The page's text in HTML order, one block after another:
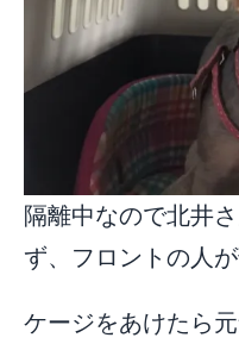
隔離中なので北井
ず、フロントの人
ケージをあけたら